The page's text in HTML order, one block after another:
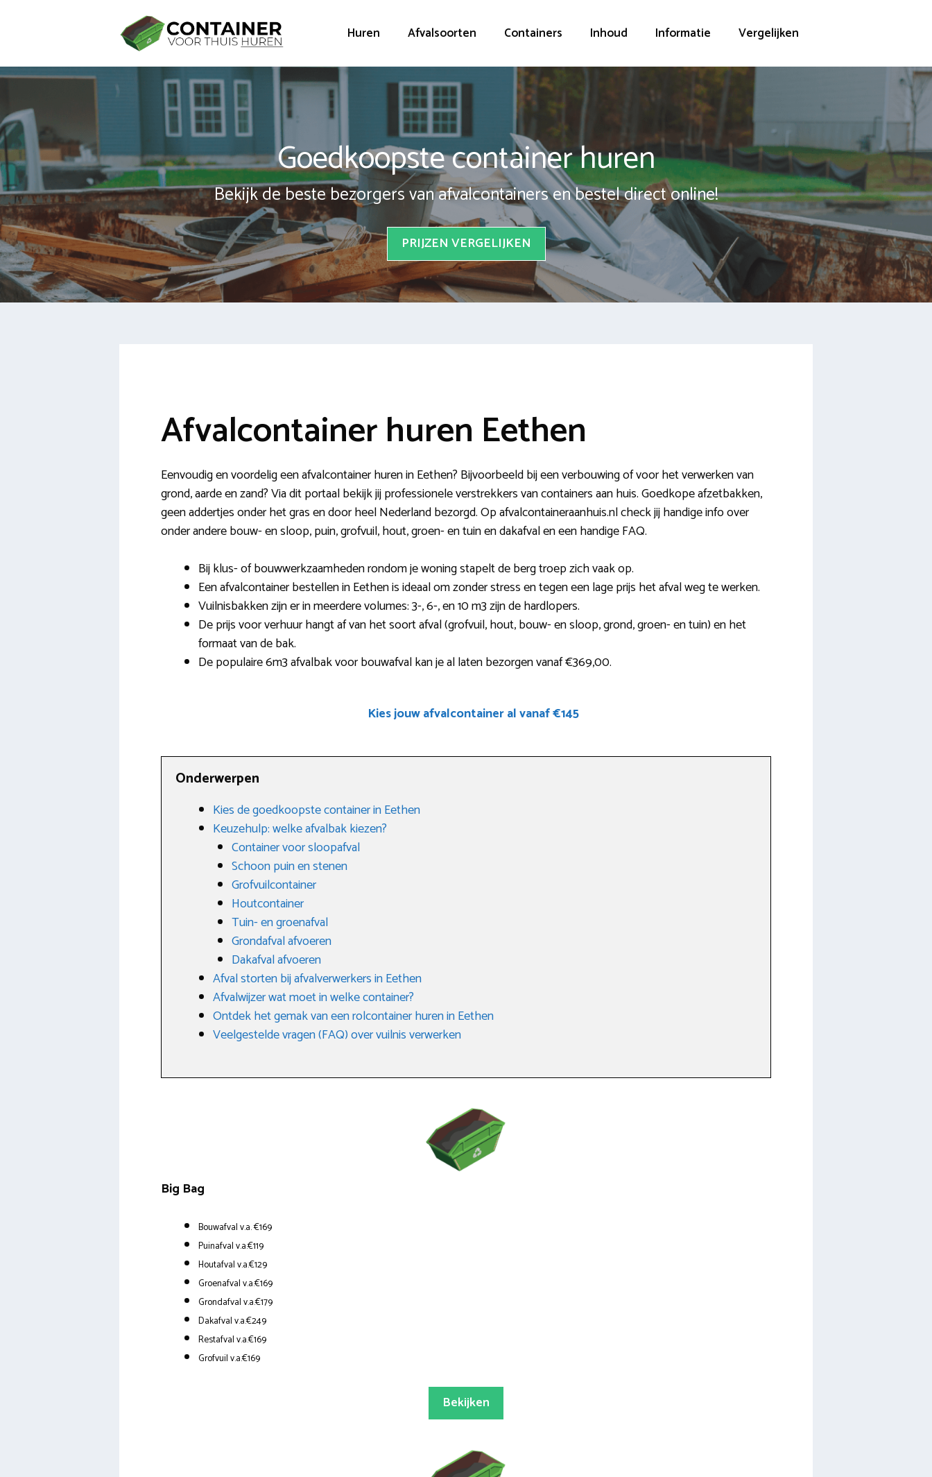
Huren Afvalsoorten Containers Inhoud Informatie Vergelijken
Goedkoopste container huren
Bekijk de beste bezorgers van afvalcontainers en bestel direct online!
PRIJZEN VERGELIJKEN
Afvalcontainer huren Eethen
Eenvoudig en voordelig een afvalcontainer huren in Eethen? Bijvoorbeeld bij een verbouwing of voor het verwerken van
grond, aarde en zand? Via dit portaal bekijk jij professionele verstrekkers van containers aan huis. Goedkope afzetbakken,
geen addertjes onder het gras en door heel Nederland bezorgd. Op afvalcontaineraanhuis.nl check jij handige info over
onder andere bouw- en sloop, puin, grofvuil, hout, groen- en tuin en dakafval en een handige FAQ.
Bij klus- of bouwwerkzaamheden rondom je woning stapelt de berg troep zich vaak op.
Een afvalcontainer bestellen in Eethen is ideaal om zonder stress en tegen een lage prijs het afval weg te werken.
Vuilnisbakken zijn er in meerdere volumes: 3-, 6-, en 10 m3 zijn de hardlopers.
De prijs voor verhuur hangt af van het soort afval (grofvuil, hout, bouw- en sloop, grond, groen- en tuin) en het
formaat van de bak.
De populaire 6m3 afvalbak voor bouwafval kan je al laten bezorgen vanaf €369,00.
Kies jouw afvalcontainer al vanaf €145
Onderwerpen
Kies de goedkoopste container in Eethen
Keuzehulp: welke afvalbak kiezen?
Container voor sloopafval
Schoon puin en stenen
Grofvuilcontainer
Houtcontainer
Tuin- en groenafval
Grondafval afvoeren
Dakafval afvoeren
Afval storten bij afvalverwerkers in Eethen
Afvalwijzer wat moet in welke container?
Ontdek het gemak van een rolcontainer huren in Eethen
Veelgestelde vragen (FAQ) over vuilnis verwerken
Big Bag
Bouwafval v.a. €169
Puinafval v.a.€119
Houtafval v.a.€129
Groenafval v.a.€169
Grondafval v.a.€179
Dakafval v.a.€249
Restafval v.a.€169
Grofvuil v.a.€169
Bekijken